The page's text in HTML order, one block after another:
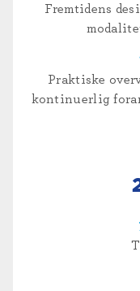
Fremtidens
Praktiske
kontinuerlig